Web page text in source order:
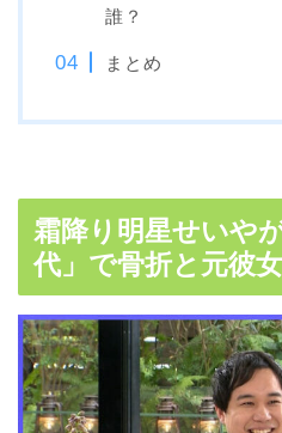
誰？
まとめ
霜降り明星せいや
代」で骨折と元彼